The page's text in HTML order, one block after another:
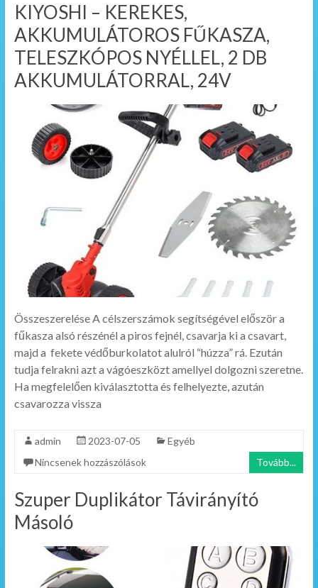
KIYOSHI – KEREKES,
AKKUMULÁTOROS FŰKASZA,
TELESZKÓPOS NYÉLLEL, 2 DB
AKKUMULÁTORRAL, 24V
Összeszerelése A célszerszámok segítségével először a
fűkasza alsó részénél a piros fejnél, csavarja ki a csavart,
majd a fekete védőburkolatot alulról “húzza” rá. Ezután
tudja felrakni azt a vágóeszközt amellyel dolgozni szeretne.
Ha megfelelően kiválasztotta és felhelyezte, azután
csavarozza vissza
admin 2023-07-05
Egyéb
Nincsenek hozzászólások
Tovább...
Szuper Duplikátor Távirányító
Másoló